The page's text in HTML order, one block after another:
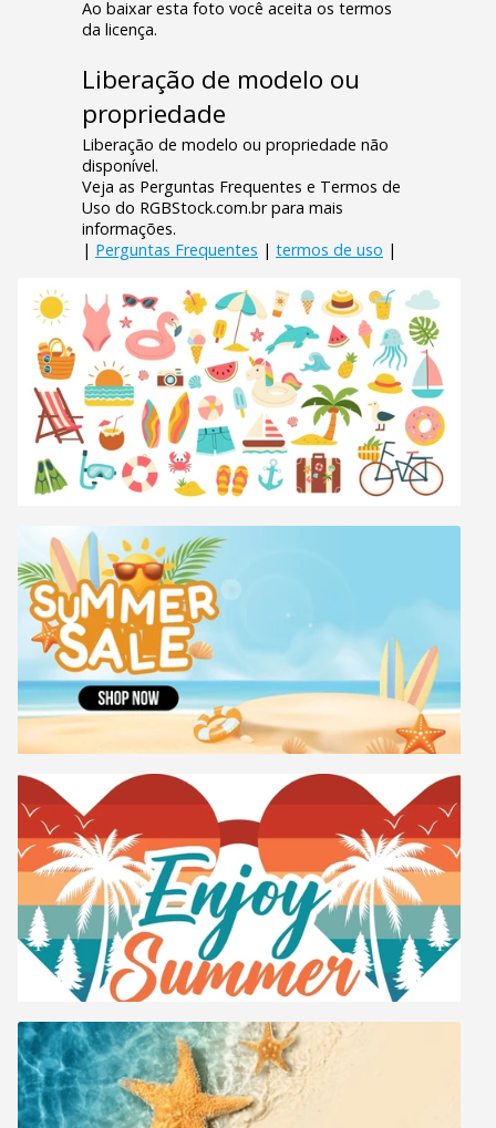
Ao baixar esta foto você aceita os termos
da licença.
Liberação de modelo ou
propriedade
Liberação de modelo ou propriedade não
disponível.
Veja as Perguntas Frequentes e Termos de
Uso do RGBStock.com.br para mais
informações.
| Perguntas Frequentes | termos de uso |